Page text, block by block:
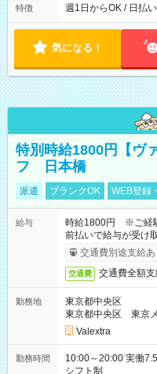
能！ └平日・土曜日
18:00 などのよ
特徴 週1日からOK / 日払
気になる！
特別時給1800円【ヴ
フ 日本橋
派遣 ブランクOK WEB登録
給与
時給1800円 ※ご経
前払いで給与が受け
交通費別途支給あ
交通費 交通費全額支
勤務地
東京都中央区
東京都中央区 東京メ
Valextra
勤務時間
10:00～20:00 実働7.5時間／休憩1.5時間 営業時間に合わせた
シフト制